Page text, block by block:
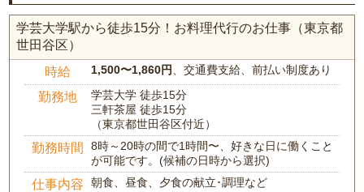
学芸大学駅から徒歩15分！お料理代行のお仕事（東京都
世田谷区）
時給 1,500〜1,860円 、交通費支給、前払い制度あり
勤務地
学芸大学 徒歩15分
三軒茶屋 徒歩15分
（東京都世田谷区付近）
勤務時間
8時～20時の間で1時間〜、好きな日に働くこと
が可能です。(候補の日時から選択)
仕事内容 朝食、昼食、夕食の献立･調理など